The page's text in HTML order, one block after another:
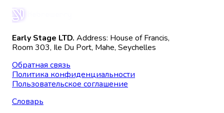
Early Stage LTD. Address: House of Francis,
Room 303, Ile Du Port, Mahe, Seychelles
Обратная связь
Политика конфиденциальности
Пользовательское соглашение
Словарь